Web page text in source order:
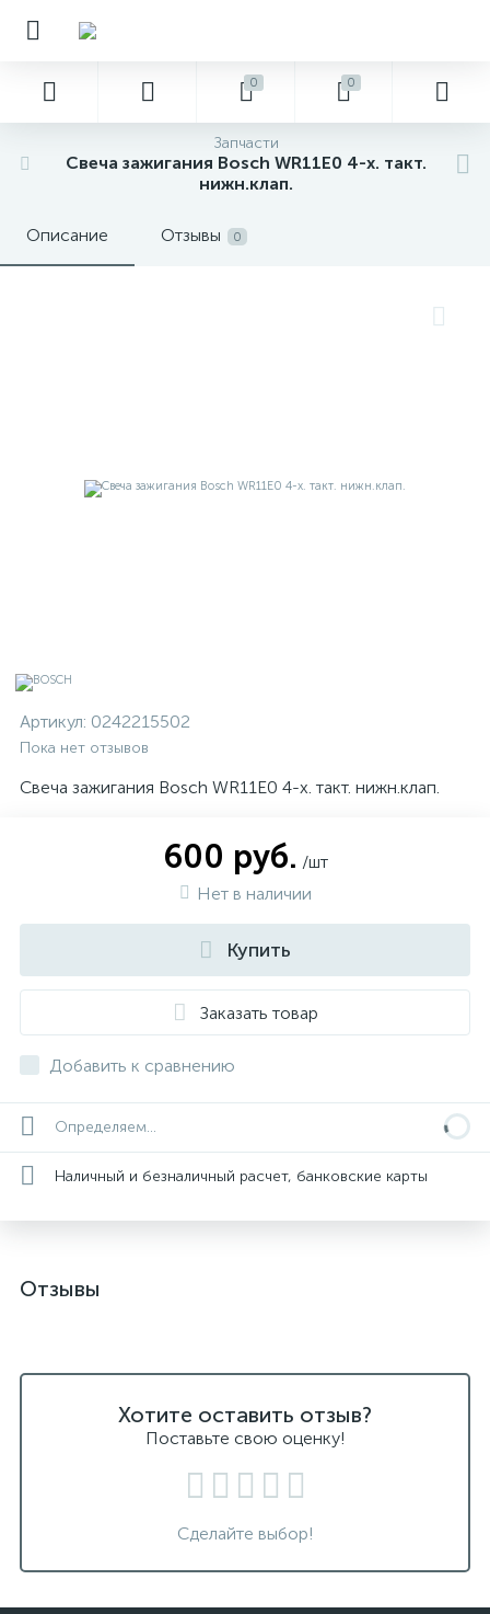
0 0
Запчасти
Свеча зажигания Bosch WR11E0 4-х. такт.
нижн.клап.
Описание Отзывы 0
Артикул: 0242215502
Пока нет отзывов
Свеча зажигания Bosch WR11E0 4-х. такт. нижн.клап.
600 руб. /шт
Нет в наличии
Купить
Заказать товар
Добавить к сравнению
Определяем...
Наличный и безналичный расчет, банковские карты
Отзывы
Хотите оставить отзыв?
Поставьте свою оценку!
Сделайте выбор!